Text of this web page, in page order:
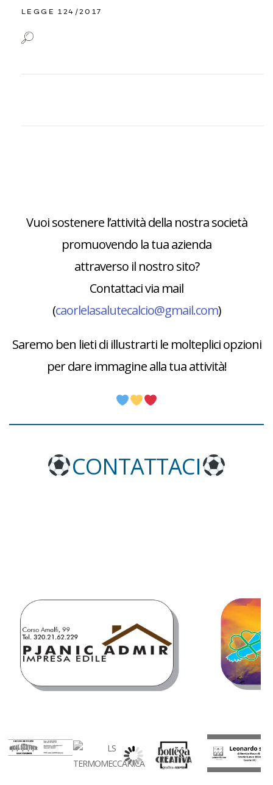
LEGGE 124/2017
Vuoi sostenere l’attività della nostra società
promuovendo la tua azienda
attraverso il nostro sito?
Contattaci via mail
(caorlelasalutecalcio@gmail.com)
Saremo ben lieti di illustrarti le molteplici opzioni
per dare immagine alla tua attività!
CONTATTACI